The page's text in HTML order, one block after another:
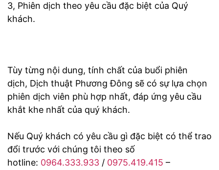
3, Phiên dịch theo yêu cầu đặc biệt của Quý
khách.
Tùy từng nội dung, tính chất của buổi phiên
dịch, Dịch thuật Phương Đông sẽ có sự lựa chọn
phiên dịch viên phù hợp nhất, đáp ứng yêu cầu
khắt khe nhất của quý khách.
Nếu Quý khách có yêu cầu gì đặc biệt có thể trao
đổi trước với chúng tôi theo số
hotline: 0964.333.933 / 0975.419.415 –